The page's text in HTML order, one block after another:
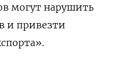
могут нарушить
и привезти